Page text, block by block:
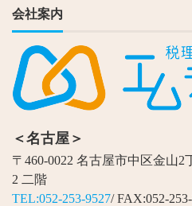
会社案内
＜名古屋＞
〒460-0022 名古屋市中区金山
2 二階
TEL:052-253-9527/ FAX:052-